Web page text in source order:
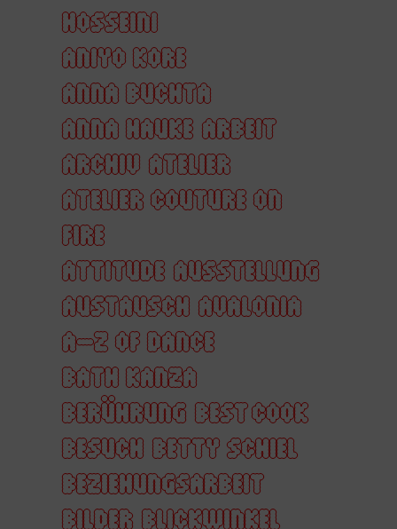
HOSSEINI
ANIYO KORE
ANNA BUCHTA
ANNA HAUKE ARBEIT
ARCHIV ATELIER
ATELIER COUTURE ON
FIRE
ATTITUDE AUSSTELLUNG
AUSTAUSCH AVALONIA
A–Z OF DANCE
BATH KANZA
BERÜHRUNG BEST COOK
BESUCH BETTY SCHIEL
BEZIEHUNGSARBEIT
BILDER BLICKWINKEL